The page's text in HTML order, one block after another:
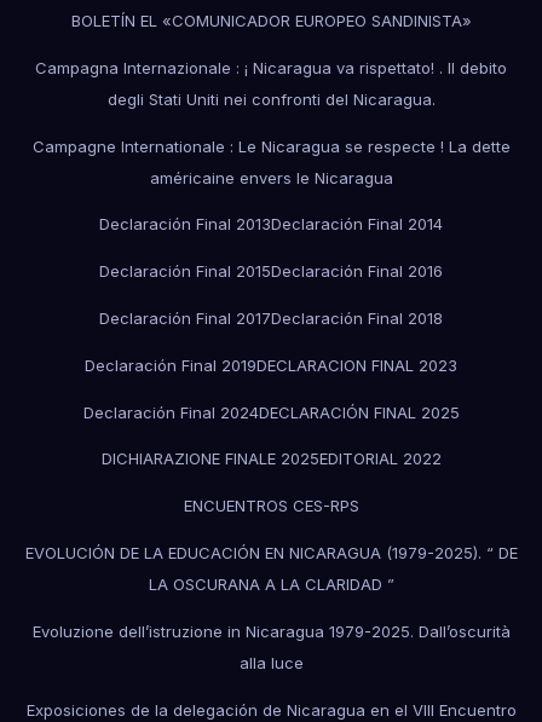
BOLETÍN EL «COMUNICADOR EUROPEO SANDINISTA»
Campagna Internazionale : ¡ Nicaragua va rispettato! . Il debito
degli Stati Uniti nei confronti del Nicaragua.
Campagne Internationale : Le Nicaragua se respecte ! La dette
américaine envers le Nicaragua
Declaración Final 2013Declaración Final 2014
Declaración Final 2015Declaración Final 2016
Declaración Final 2017Declaración Final 2018
Declaración Final 2019DECLARACION FINAL 2023
Declaración Final 2024DECLARACIÓN FINAL 2025
DICHIARAZIONE FINALE 2025EDITORIAL 2022
ENCUENTROS CES-RPS
EVOLUCIÓN DE LA EDUCACIÓN EN NICARAGUA (1979-2025). “ DE
LA OSCURANA A LA CLARIDAD ”
Evoluzione dell’istruzione in Nicaragua 1979-2025. Dall’oscurità
alla luce
Exposiciones de la delegación de Nicaragua en el VIII Encuentro